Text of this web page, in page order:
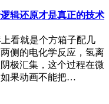
辑还原才是真正的技术
看就是个方箱子配几
侧的电化学反应，氢离
极汇集，这个过程在微
果动画不能把…